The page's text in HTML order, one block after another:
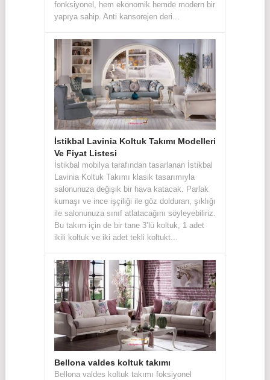
fonksiyonel, hem ekonomik hemde modern bir
yapıya sahip. Anti kansorejen deri...
İstikbal Lavinia Koltuk Takımı Modelleri
Ve Fiyat Listesi
İstikbal mobilya tarafından tasarlanan İstikbal
Lavinia Koltuk Takımı klasik tasarımıyla
salonunuza değişik bir hava katacak. Parlak
kumaşı ve ince işçiliği ile göz dolduran, şıklığı
ile salonunuza sınıf atlatacağını söyleyebiliriz.
Bu takım için de bir tane 3’lü koltuk, 1 adet
ikili koltuk ve iki adet tekli koltukt...
Bellona valdes koltuk takımı
Bellona valdes koltuk takımı foksiyonel